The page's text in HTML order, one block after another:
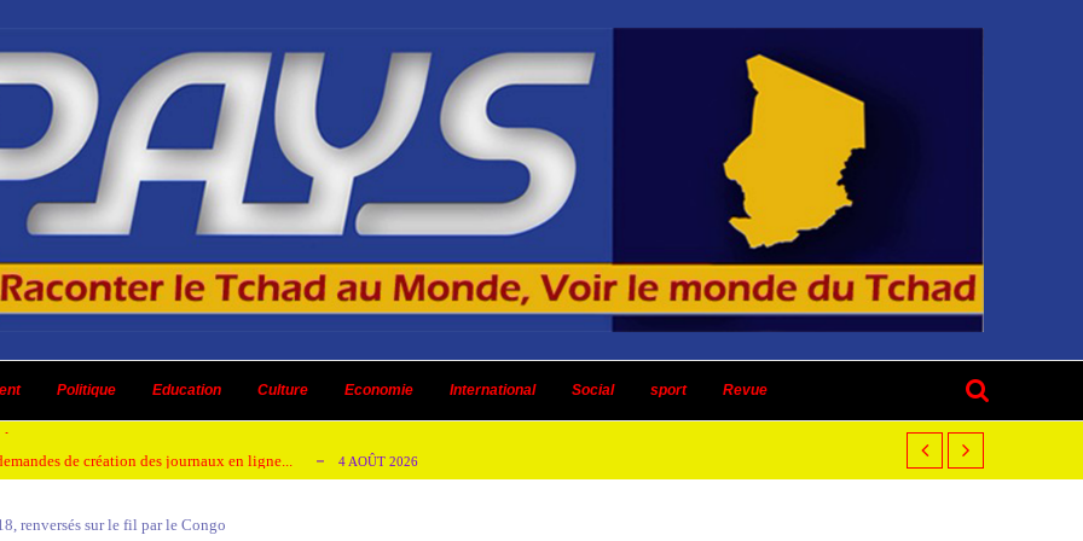
Politique Education Culture Economie International Social sport Revue
AOÛT 2026
honorer son ancien leader 2 AOÛT 2026
de création des journaux en ligne... 4 AOÛT 2026
un dividende ni une quelconque plus-...
renversés sur le fil par le Congo